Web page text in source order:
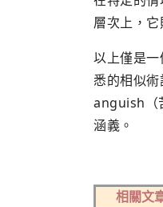
層次上，
以上僅是
悉的相似
anguish（
涵義。
相關文